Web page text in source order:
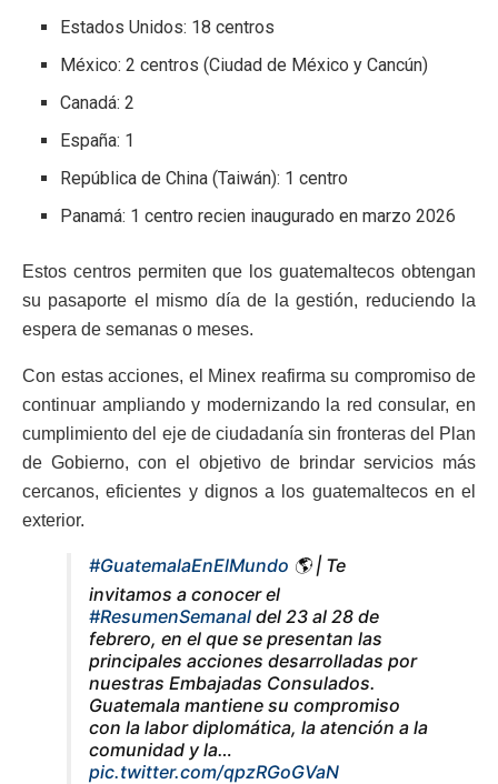
Estados Unidos: 18 centros
México: 2 centros (Ciudad de México y Cancún)
Canadá: 2
España: 1
República de China (Taiwán): 1 centro
Panamá: 1 centro recien inaugurado en marzo 2026
Estos centros permiten que los guatemaltecos obtengan
su pasaporte el mismo día de la gestión, reduciendo la
espera de semanas o meses.
Con estas acciones, el Minex reafirma su compromiso de
continuar ampliando y modernizando la red consular, en
cumplimiento del eje de ciudadanía sin fronteras del Plan
de Gobierno, con el objetivo de brindar servicios más
cercanos, eficientes y dignos a los guatemaltecos en el
exterior.
#GuatemalaEnElMundo 🌎 | Te
invitamos a conocer el
#ResumenSemanal del 23 al 28 de
febrero, en el que se presentan las
principales acciones desarrolladas por
nuestras Embajadas Consulados.
Guatemala mantiene su compromiso
con la labor diplomática, la atención a la
comunidad y la…
pic.twitter.com/qpzRGoGVaN